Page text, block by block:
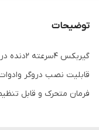
توضیحات
گیربکس 4سرعته 2دنده در جلو دو دنده در عقب
قابلیت نصب دروگر وادوات
فرمان متحرک و قابل